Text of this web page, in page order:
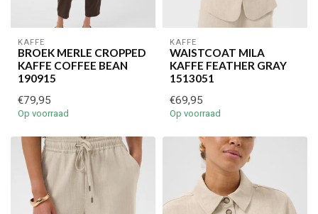
KAFFE
BROEK MERLE CROPPED
KAFFE COFFEE BEAN
190915
€79,95
Op voorraad
KAFFE
WAISTCOAT MILA
KAFFE FEATHER GRAY
1513051
€69,95
Op voorraad
Inschrijven
Je korting is geldig bij een minimale bestelwaarde van €45,00